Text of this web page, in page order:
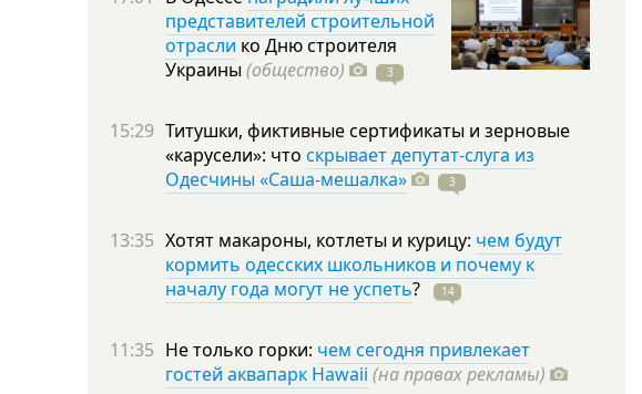
представителей строительной
отрасли ко Дню строителя
Украины (общество) 3
15:29 Титушки, фиктивные сертификаты и зерновые
«карусели»: что скрывает депутат-слуга из
Одесчины «Саша-мешалка»
3
13:35 Хотят макароны, котлеты и курицу: чем будут
кормить одесских школьников и почему к
началу года могут не успеть? 14
11:35 Не только горки: чем сегодня привлекает
гостей аквапарк Hawaii (на правах рекламы)